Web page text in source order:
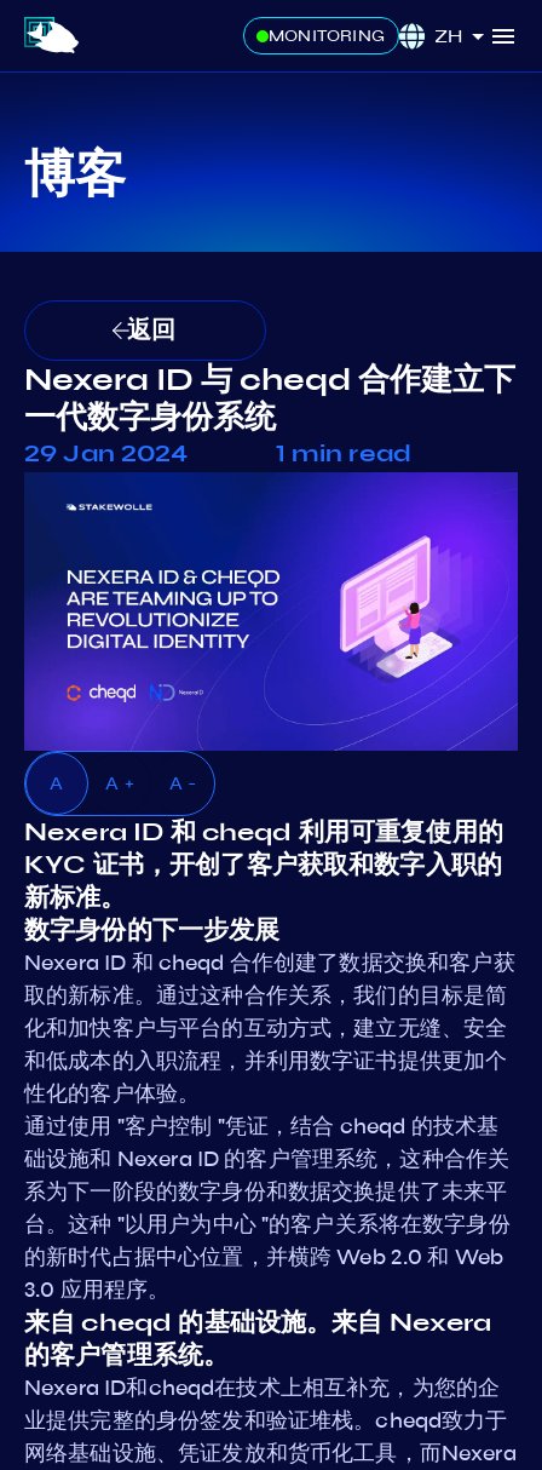
MONITORING ZH
博客
返回
Nexera ID 与 cheqd 合作建立下
一代数字身份系统
29 Jan 2024 1 min read
A A + A -
Nexera ID 和 cheqd 利用可重复使用的
KYC 证书，开创了客户获取和数字入职的
新标准。
数字身份的下一步发展
Nexera ID 和 cheqd 合作创建了数据交换和客户获
取的新标准。通过这种合作关系，我们的目标是简
化和加快客户与平台的互动方式，建立无缝、安全
和低成本的入职流程，并利用数字证书提供更加个
性化的客户体验。
通过使用 "客户控制 "凭证，结合 cheqd 的技术基
础设施和 Nexera ID 的客户管理系统，这种合作关
系为下一阶段的数字身份和数据交换提供了未来平
台。这种 "以用户为中心 "的客户关系将在数字身份
的新时代占据中心位置，并横跨 Web 2.0 和 Web
3.0 应用程序。
来自 cheqd 的基础设施。来自 Nexera
的客户管理系统。
Nexera ID和cheqd在技术上相互补充，为您的企
业提供完整的身份签发和验证堆栈。cheqd致力于
网络基础设施、凭证发放和货币化工具，而Nexera